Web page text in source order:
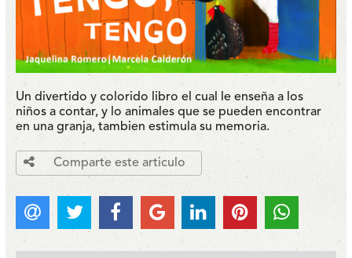
Un divertido y colorido libro el cual le enseña a los
niños a contar, y lo animales que se pueden encontrar
en una granja, tambien estimula su memoria.
Comparte este articulo